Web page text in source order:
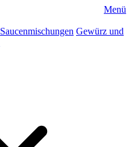
Menü
Saucenmischungen Gewürz und